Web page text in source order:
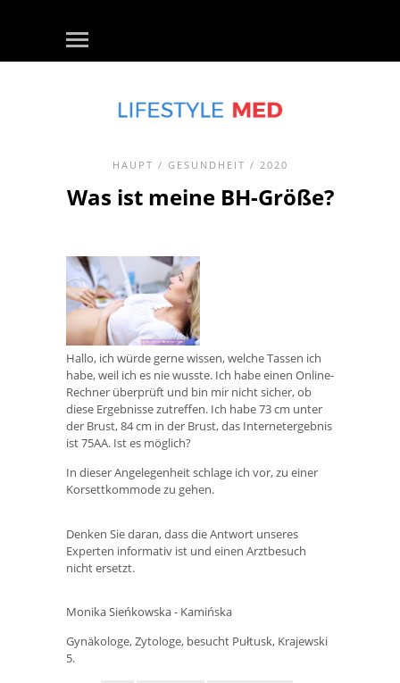
HAUPT / GESUNDHEIT / 2020
Was ist meine BH-Größe?
Hallo, ich würde gerne wissen, welche Tassen ich
habe, weil ich es nie wusste. Ich habe einen Online-
Rechner überprüft und bin mir nicht sicher, ob
diese Ergebnisse zutreffen. Ich habe 73 cm unter
der Brust, 84 cm in der Brust, das Internetergebnis
ist 75AA. Ist es möglich?
In dieser Angelegenheit schlage ich vor, zu einer
Korsettkommode zu gehen.
Denken Sie daran, dass die Antwort unseres
Experten informativ ist und einen Arztbesuch
nicht ersetzt.
Monika Sieńkowska - Kamińska
Gynäkologe, Zytologe, besucht Pułtusk, Krajewski
5.